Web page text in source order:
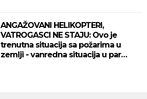
ANGAŽOVANI HELIKOPTERI,
VATROGASCI NE STAJU: Ovo je
trenutna situacija sa požarima u
zemlji - vanredna situacija u par